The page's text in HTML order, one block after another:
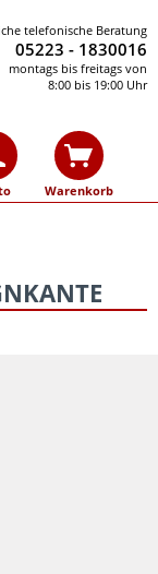
telefonische Beratung
05223 - 1830016
montags bis freitags von
8:00 bis 19:00 Uhr
Warenkorb